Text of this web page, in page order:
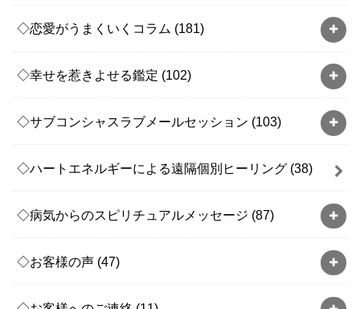
◇恋愛がうまくいくコラム (181)
◇幸せを惹きよせる鑑定 (102)
◇サブコンシャスラブメールセッション (103)
◇ハートエネルギーによる遠隔個別ヒーリング (38)
◇病気からのスピリチュアルメッセージ (87)
◇お客様の声 (47)